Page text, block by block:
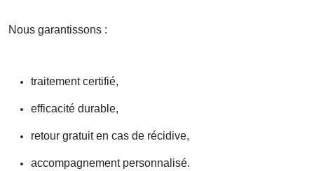
Nous garantissons :
traitement certifié,
efficacité durable,
retour gratuit en cas de récidive,
accompagnement personnalisé.